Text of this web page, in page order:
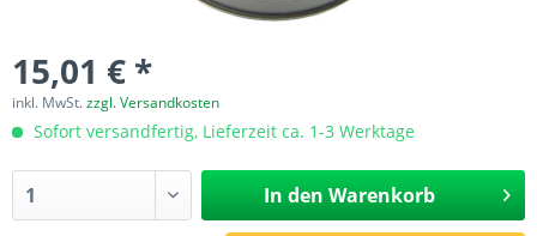
15,01 € *
inkl. MwSt.zzgl. Versandkosten
Sofort versandfertig, Lieferzeit ca. 1-3 Werktage
In den Warenkorb